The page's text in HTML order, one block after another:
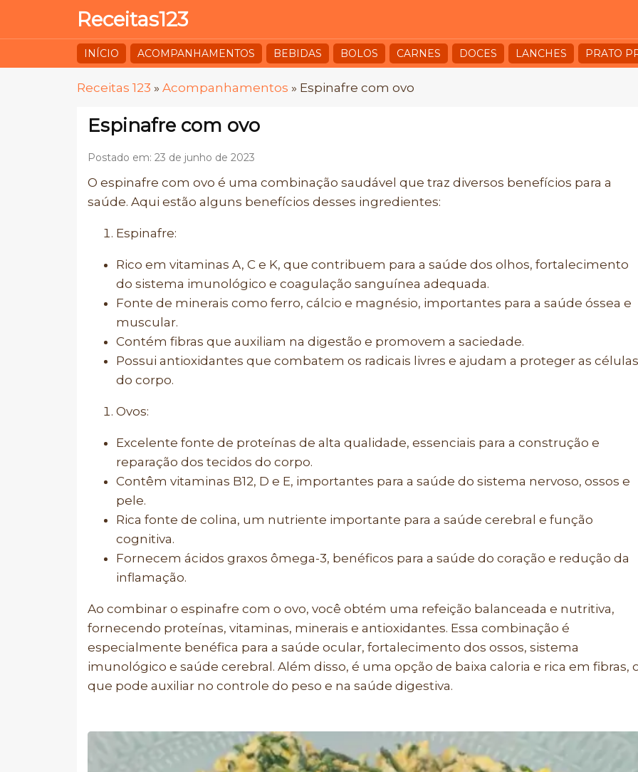
Receitas123
INÍCIO ACOMPANHAMENTOS BEBIDAS BOLOS CARNES DOCES LANCHES PRATO
Receitas 123 » Acompanhamentos » Espinafre com ovo
Espinafre com ovo
Postado em: 23 de junho de 2023
O espinafre com ovo é uma combinação saudável que traz diversos benefícios para a
saúde. Aqui estão alguns benefícios desses ingredientes:
Espinafre:
Rico em vitaminas A, C e K, que contribuem para a saúde dos olhos, fortalecimento
do sistema imunológico e coagulação sanguínea adequada.
Fonte de minerais como ferro, cálcio e magnésio, importantes para a saúde óssea e
muscular.
Contém fibras que auxiliam na digestão e promovem a saciedade.
Possui antioxidantes que combatem os radicais livres e ajudam a proteger as células
do corpo.
Ovos:
Excelente fonte de proteínas de alta qualidade, essenciais para a construção e
reparação dos tecidos do corpo.
Contêm vitaminas B12, D e E, importantes para a saúde do sistema nervoso, ossos e
pele.
Rica fonte de colina, um nutriente importante para a saúde cerebral e função
cognitiva.
Fornecem ácidos graxos ômega-3, benéficos para a saúde do coração e redução da
inflamação.
Ao combinar o espinafre com o ovo, você obtém uma refeição balanceada e nutritiva,
fornecendo proteínas, vitaminas, minerais e antioxidantes. Essa combinação é
especialmente benéfica para a saúde ocular, fortalecimento dos ossos, sistema
imunológico e saúde cerebral. Além disso, é uma opção de baixa caloria e rica em fibras,
que pode auxiliar no controle do peso e na saúde digestiva.